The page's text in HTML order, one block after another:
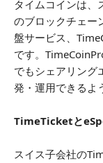
タイムコインは、
のブロックチェー
盤サービス、
です。
でもシェアリング
発・運用できるよ
TimeTicketと
スイス子会社の